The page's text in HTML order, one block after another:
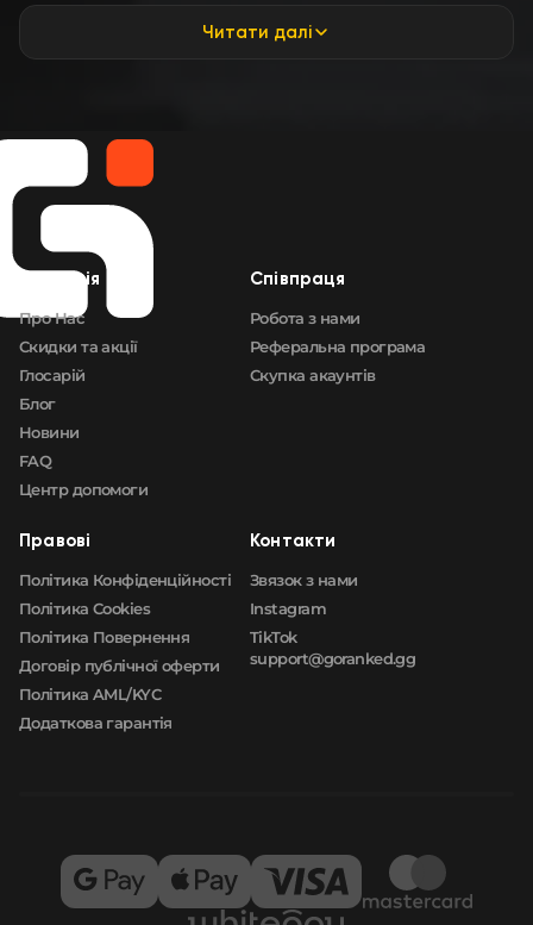
Читати далі
Компанія
Про Нас
Скидки та акції
Глосарій
Блог
Новини
FAQ
Центр допомоги
Cпівпраця
Робота з нами
Реферальна програма
Скупка акаунтів
Правові
Політика Конфіденційності
Політика Cookies
Політика Повернення
Договір публічної оферти
Політика AML/KYC
Додаткова гарантія
Контакти
Звязок з нами
Instagram
TikTok
support@goranked.gg